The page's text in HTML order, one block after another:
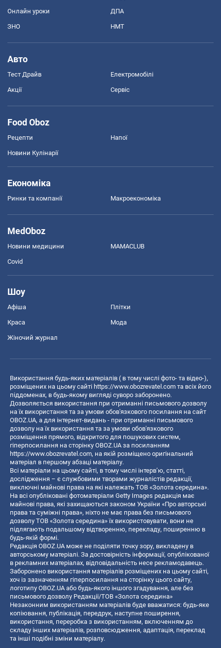
Онлайн уроки ДПА
ЗНО НМТ
Авто
Тест Драйв Електромобілі
Акції Сервіс
Food Oboz
Рецепти Напої
Новини Кулінарії
Економіка
Ринки та компанії Макроекономіка
MedOboz
Новини медицини MAMACLUB
Covid
Шоу
Афіша Плітки
Краса Мода
Жіночий журнал
Використання будь-яких матеріалів ( в тому числі фото- та відео-),
розміщених на цьому сайті https://www.obozrevatel.com та всіх його
піддоменах, в будь-якому вигляді суворо заборонено.
Дозволяється використання при отриманні письмового дозволу
на їх використання та за умови обов'язкового посилання на сайт
OBOZ.UA, а для інтернет-видань - при отриманні письмового
дозволу на їх використання та за умови обов'язкового
розміщення прямого, відкритого для пошукових систем,
гіперпосилання на сторінку OBOZ.UA за посиланням
https://www.obozrevatel.com, на якій розміщено оригінальний
матеріал в першому абзаці матеріалу.
Всі матеріали на цьому сайті, в тому числі інтерв’ю, статті,
дослідження – є службовими творами журналістів редакції,
виключні майнові права на які належать ТОВ «Золота середина».
На всі опубліковані фотоматеріали Getty Images редакція має
майнові права, які захищаються законом України «Про авторські
права та суміжні права», ніхто не має права без письмового
дозволу ТОВ «Золота середина» їх використовувати, вони не
підлягають подальшому відтворенню, перекладу, поширенню в
будь-якій формі.
Редакція OBOZ.UA може не поділяти точку зору, викладену в
авторському матеріалі. За достовірність інформації, опублікованої
в рекламних матеріалах, відповідальність несе рекламодавець.
Заборонено використання матеріалів розміщених на цьому сайті,
хоч із зазначенням гіперпосилання на сторінку цього сайту,
логотипу OBOZ.UA або будь-якого іншого згадування, але без
письмового дозволу Редакції/ТОВ «Золота середина»
Незаконним використанням матеріалів буде вважатися: будь-яке
копiювання, публiкацiя, передрук, наступне поширення,
використання, переробка з використанням, включенням до
складу інших матеріалів, розповсюдження, адаптація, переклад
та інші подібні зміни матеріалу.